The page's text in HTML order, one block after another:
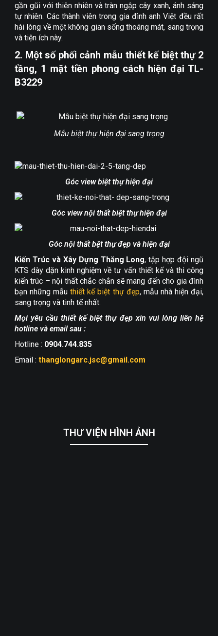
gần gũi với thiên nhiên và tràn ngập cây xanh, ánh sáng
tự nhiên. Các thành viên trong gia đình anh Việt đều rất
hài lòng về một không gian sống thoáng mát, sang trọng
và tiện ích này.
2. Một số phối cảnh mẫu thiết kế biệt thự 2
tầng, 1 mặt tiền phong cách hiện đại TL-
B3229
Mẫu biệt thự hiện đại sang trọng
Góc view biệt thự hiện đại
Góc view nội thất biệt thự hiện đại
Góc nội thất bệt thự đẹp và hiện đại
Kiến Trúc và Xây Dựng Thăng Long, tập hợp đội ngũ
KTS dày dặn kinh nghiệm về tư vấn thiết kế và thi công
kiến trúc – nội thất chắc chắn sẽ mang đến cho gia đình
bạn những mẫuthiết kế biệt thự đẹp, mẫu nhà hiện đại,
sang trọng và tinh tế nhất.
Mọi yêu cầu thiết kế biệt thự đẹp xin vui lòng liên hệ
hotline và email sau :
Hotline : 0904.744.835
Email : thanglongarc.jsc@gmail.com
THƯ VIỆN HÌNH ẢNH